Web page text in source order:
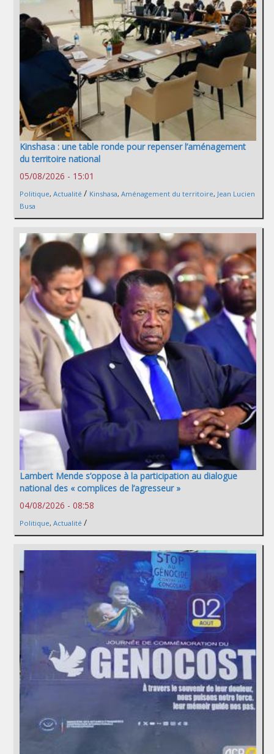
Kinshasa : une table ronde pour repenser l’aménagement
du territoire national
05/08/2026 - 15:01
Politique, Actualité / Kinshasa, Aménagement du territoire, Jean Lucien
Busa
Lambert Mende s’oppose à la participation au dialogue
national des « complices de l’agresseur »
04/08/2026 - 08:58
Politique, Actualité /